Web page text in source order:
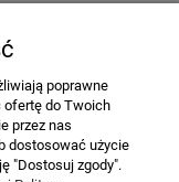
0,00 zł
poprawne
ofertę do Twoich
przez nas
dostosować użycie
"Dostosuj zgody".